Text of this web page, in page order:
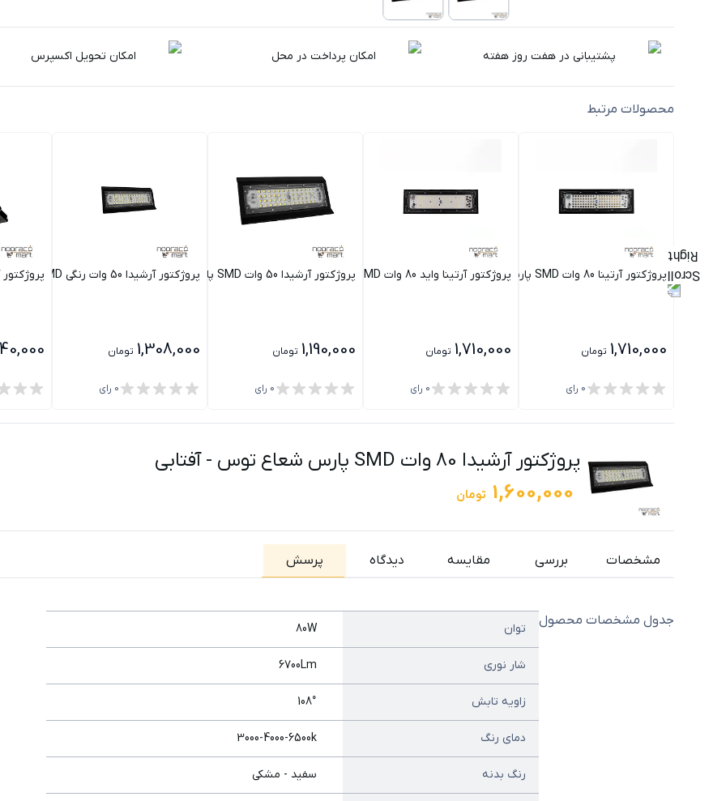
پشتیبانی در هفت روز هفته امکان پرداخت در محل امکان تحویل اکسپرس
محصولات مرتبط
پروژکتور آرتینا 80 وات SMD پارس شعاع توس
1,710,000 تومان
0 رای
پروژکتور آرتینا واید 80 وات SMD پارس شعاع توس
1,710,000 تومان
0 رای
پروژکتور آرشیدا 50 وات SMD پارس شعاع توس
1,190,000 تومان
0 رای
پروژکتور آرشیدا 50 وات رنگی SMD پارس شعاع توس
1,308,000 تومان
0 رای
پروژکتور آرمیلا 100
پروژکتور آرشیدا 80 وات SMD پارس شعاع توس -آفتابی
1,600,000 تومان
مشخصات بررسی مقایسه دیدگاه پرسش
جدول مشخصات محصول
توان 80W
شار نوری 6700Lm
زاویه تابش 108°
دمای رنگ 3000-4000-6500k
رنگ بدنه سفید - مشکی